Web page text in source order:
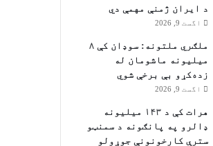
د ایران ژمنې مهمې دي
اگست 9, 2026
ملګري ملتونه: سوډان کې ۸
میلیونه ماشومان له
زده‌کړو بې‌ برخې شوي
اگست 9, 2026
هرات کې د ۱۴۳ میلیونه
ډالرو په پانګونه د سمنټو
سترې کارخونونې جوړولو